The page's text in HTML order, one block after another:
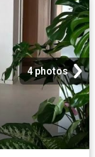
4 photos